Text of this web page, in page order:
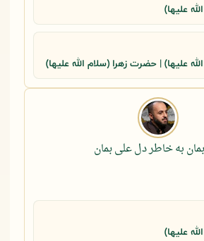
علیها)
علیها) | حضرت زهرا (سلام الله علیها)
به خاطر دل علی بمان
علیها)